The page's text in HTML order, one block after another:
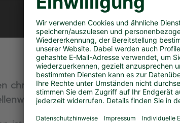
christlichen Sinn bedeutet
hat das Wählen für Sie und